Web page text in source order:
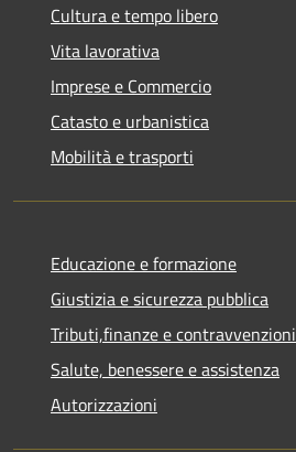
Cultura e tempo libero
Vita lavorativa
Imprese e Commercio
Catasto e urbanistica
Mobilità e trasporti
Educazione e formazione
Giustizia e sicurezza pubblica
Tributi,finanze e contravvenzioni
Salute, benessere e assistenza
Autorizzazioni